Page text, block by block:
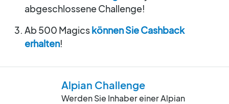
abgeschlossene Challenge!
Ab 500 Magicskönnen Sie Cashback
erhalten!
Alpian Challenge
Werden Sie Inhaber einer Alpian